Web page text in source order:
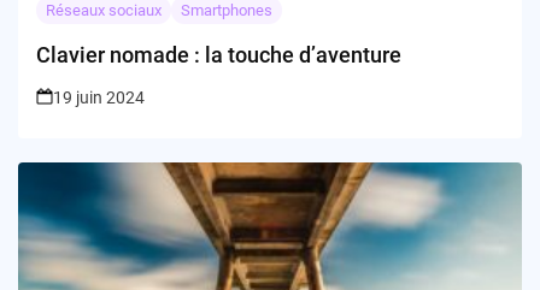
Réseaux sociaux
Smartphones
Clavier nomade : la touche d’aventure
19 juin 2024